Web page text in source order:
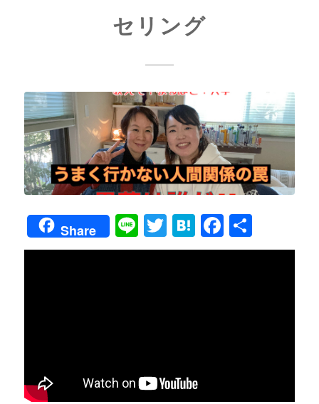
セリング
Share LineTwitter
Hatena共
有